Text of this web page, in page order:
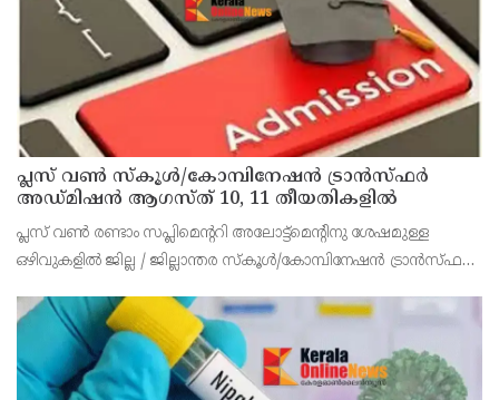
പ്ലസ് വൺ സ്‌കൂൾ/കോമ്പിനേഷൻ ട്രാൻസ്ഫർ
അഡ്മിഷൻ ആഗസ്ത് 10, 11 തീയതികളിൽ
പ്ലസ് വൺ രണ്ടാം സപ്ലിമെന്ററി അലോട്ട്‌മെന്റിനു ശേഷമുള്ള
ഒഴിവുകളിൽ ജില്ല / ജില്ലാന്തര സ്‌കൂൾ/കോമ്പിനേഷൻ ട്രാൻസ്ഫർ
വൈകിട്ട് 4 മണി വരെ നൽകിയിരുന്നു